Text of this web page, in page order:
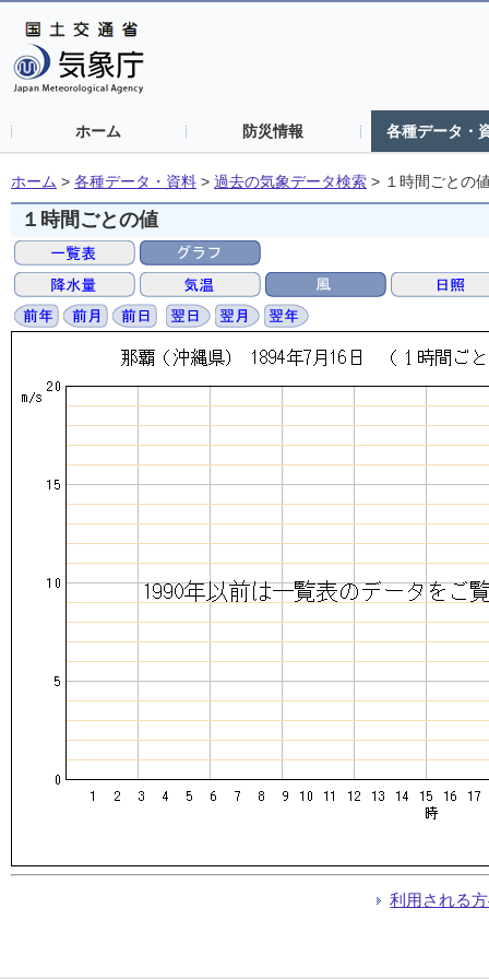
ホーム 防災情報 各種データ・
ホーム > 各種データ・資料 > 過去の気象データ検索 > １時間ごとの
１時間ごとの値
利用される